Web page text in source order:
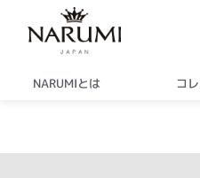
プ
NARUMIとは コ